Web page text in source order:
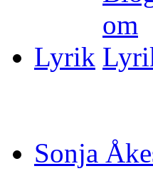
Lyrik
Sonja